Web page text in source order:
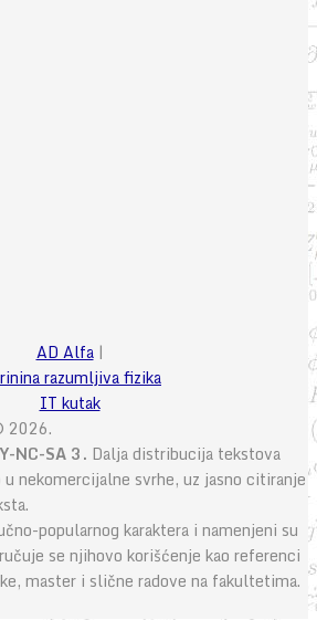
AD Alfa|
razumljiva fizika
IT kutak
2026.
NC-SA 3. Dalja distribucija tekstova
nekomercijalne svrhe, uz jasno citiranje
popularnog karaktera i namenjeni su
se njihovo korišćenje kao referenci
master i slične radove na fakultetima.